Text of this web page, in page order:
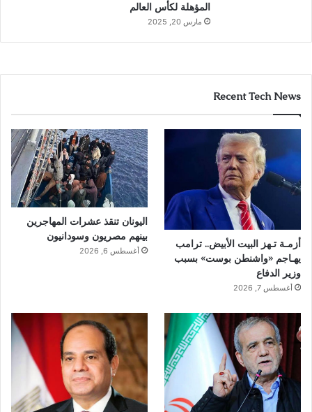
المؤهلة لكأس العالم
مارس 20, 2025
Recent Tech News
أزمـة تـهز البيت الأبيض.. ترامب
يهـاجم «واشنطن بوست» بسبب
وزير الدفاع
أغسطس 7, 2026
اليونان تنقذ عشرات المهاجرين
بينهم مصريون وسودانيون
أغسطس 6, 2026